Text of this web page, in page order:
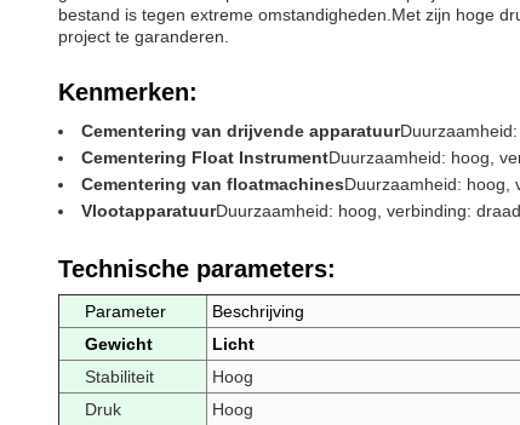
bestand is tegen extreme omstandigheden.Met zijn hoge
project te garanderen.
Kenmerken:
Cementering van drijvende apparatuur
Cementering Float InstrumentDuurzaamheid: hoog,
Cementering van floatmachinesDuurzaamheid: hoog,
VlootapparatuurDuurzaamheid: hoog, verbinding:
Technische parameters:
Parameter
Beschrijving
Gewicht
Licht
Stabiliteit
Hoog
Druk
Hoog